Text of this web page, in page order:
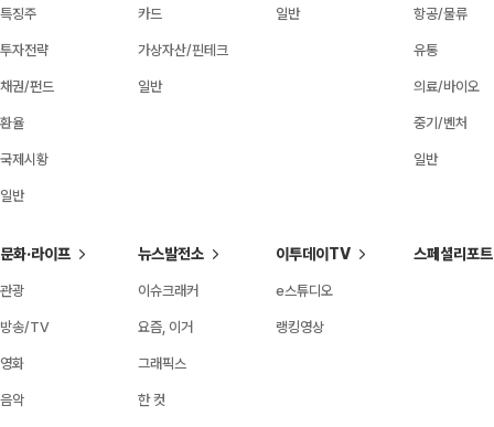
특징주
투자전략
채권/펀드
환율
국제시황
일반
카드
가상자산/핀테크
일반
일반 항공/물류
유통
의료/바이오
중기/벤처
일반
문화·라이프
관광
방송/TV
영화
음악
뉴스발전소
이슈크래커
요즘, 이거
그래픽스
한 컷
이투데이TV
e스튜디오
랭킹영상
스페셜리포트